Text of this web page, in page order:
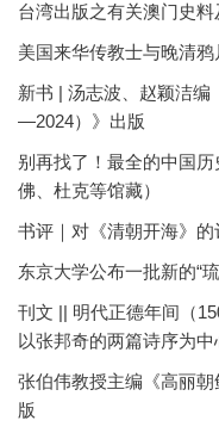
台湾出版之有关澳门史
美国来华传教士与晚清鸦
新书 | 汤志波、赵颖洁编
—2024）》出版
别再找了！最全的中国
佛、杜克等馆藏）
书评｜对《清朝开海》的
东京大学公布一批新的“
刊文 || 明代正德年间（
以张邦奇的两篇诗序为中
张伯伟教授主编《高丽
版